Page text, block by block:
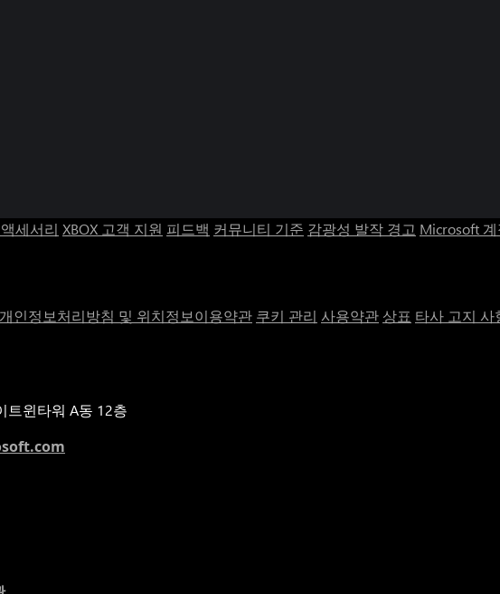
세서리 XBOX 고객 지원 피드백 커뮤니티 기준 감광성 발작 경고 Microsoft
개인정보처리방침 및 위치정보이용약관 쿠키 관리 사용약관 상표 타사 고지 사
트윈타워 A동 12층